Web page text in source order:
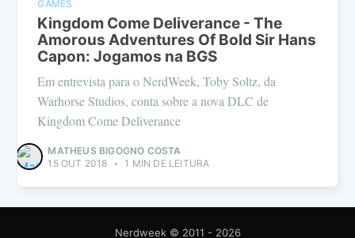
GAMES
Kingdom Come Deliverance - The
Amorous Adventures Of Bold Sir Hans
Capon: Jogamos na BGS
Em entrevista para o NerdWeek, Toby Soltz, da
Warhorse Studios, conta sobre a nova DLC de
Kingdom Come Deliverance
MATHEUS BIGOGNO COSTA
15 OUT 2018 • 1 MIN DE LEITURA
Nerdweek© 2011 - 2026